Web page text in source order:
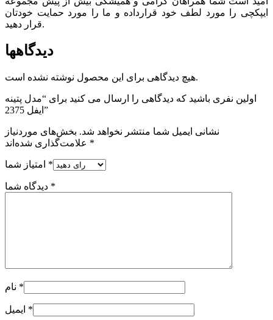
ایپکچی را مورد لطف خود قرارداده و ما را مورد حمایت خودتان
قرار دهید.
دیدگاهها
هیچ دیدگاهی برای این محصول نوشته نشده است.
اولین نفری باشید که دیدگاهی را ارسال می کنید برای “مدل پتینه
ایفل 2375”
نشانی ایمیل شما منتشر نخواهد شد. بخش‌های موردنیاز
*
*
*
*
*